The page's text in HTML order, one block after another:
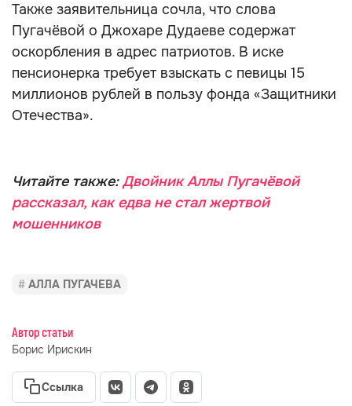
Также заявительница сочла, что слова
Пугачёвой о Джохаре Дудаеве содержат
оскорбления в адрес патриотов. В иске
пенсионерка требует взыскать с певицы 15
миллионов рублей в пользу фонда «Защитники
Отечества».
Читайте также:Двойник Аллы Пугачёвой
рассказал, как едва не стал жертвой
мошенников
АЛЛА ПУГАЧЕВА
Автор статьи
Борис Ирискин
Ссылка